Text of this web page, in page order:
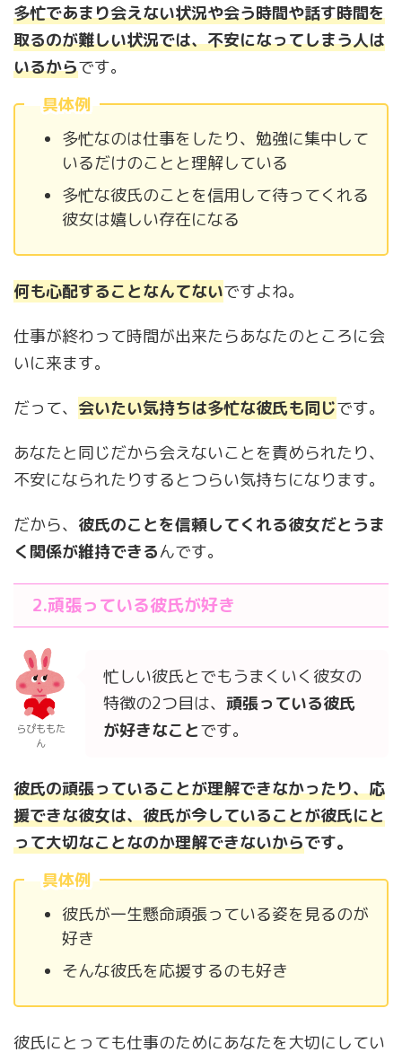
多忙であまり会えない状況や会う時間や話す時間を
取るのが難しい状況では、不安になってしまう人は
いるからです。
具体例
多忙なのは仕事をしたり、勉強に集中して
いるだけのことと理解している
多忙な彼氏のことを信用して待ってくれる
彼女は嬉しい存在になる
何も心配することなんてないですよね。
仕事が終わって時間が出来たらあなたのところに会
いに来ます。
だって、 会いたい気持ちは多忙な彼氏も同じです。
あなたと同じだから会えないことを責められたり、
不安になられたりするとつらい気持ちになります。
だから、 彼氏のことを信頼してくれる彼女だとうま
く関係が維持できるんです。
2.頑張っている彼氏が好き
らぴももた
ん
忙しい彼氏とでもうまくいく彼女の
特徴の2つ目は、 頑張っている彼氏
が好きなことです。
彼氏の頑張っていることが理解できなかったり、応
援できな彼女は、彼氏が今していることが彼氏にと
って大切なことなのか理解できないからです。
具体例
彼氏が一生懸命頑張っている姿を見るのが
好き
そんな彼氏を応援するのも好き
彼氏にとっても仕事のためにあなたを大切にしてい